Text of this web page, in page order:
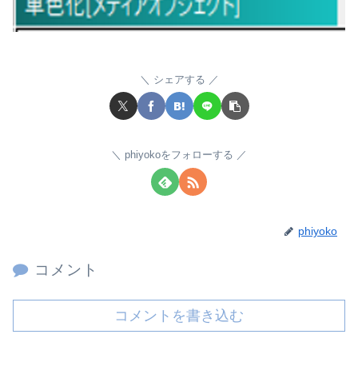
シェアする
phiyokoをフォローする
phiyoko
コメント
コメントを書き込む